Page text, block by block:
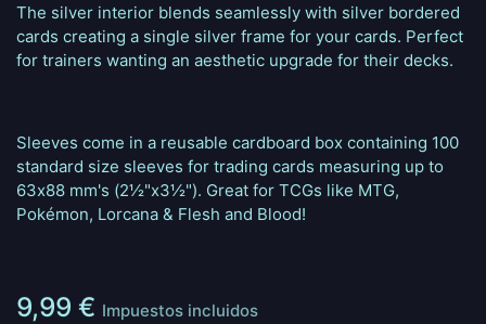
The silver interior blends seamlessly with silver bordered
cards creating a single silver frame for your cards. Perfect
for trainers wanting an aesthetic upgrade for their decks.
Sleeves come in a reusable cardboard box containing 100
standard size sleeves for trading cards measuring up to
63x88 mm's (2½"x3½"). Great for TCGs like MTG,
Pokémon, Lorcana & Flesh and Blood!
9,99 € Impuestos incluidos